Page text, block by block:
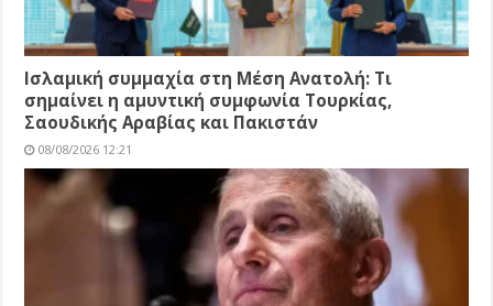
Ισλαμική συμμαχία στη Μέση Ανατολή: Τι
σημαίνει η αμυντική συμφωνία Τουρκίας,
Σαουδικής Αραβίας και Πακιστάν
08/08/2026 12:21